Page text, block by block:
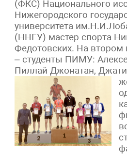
(ФКС) Национального
Нижегородского
университета
(ННГУ) мастер спорта
Федотовских. На втором
– студенты ПИМУ:
Пиллай Джонатан,